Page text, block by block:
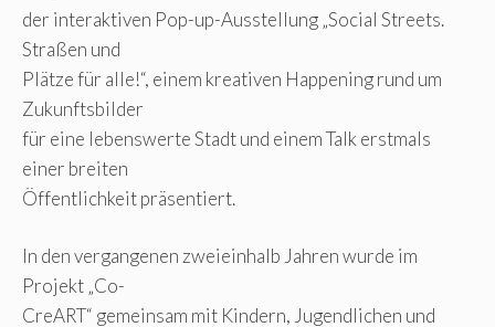
der interaktiven Pop-up-Ausstellung „Social Streets.
Straßen und
Plätze für alle!“, einem kreativen Happening rund um
Zukunftsbilder
für eine lebenswerte Stadt und einem Talk erstmals
einer breiten
Öffentlichkeit präsentiert.
In den vergangenen zweieinhalb Jahren wurde im
Projekt „Co-
CreART“ gemeinsam mit Kindern, Jugendlichen und